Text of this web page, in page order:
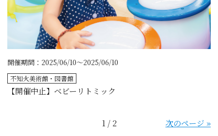
【開催中止】ベビーリトミック
開催期間：2025/06/10～2025/06/10
不知火美術館・図書館
1 / 2 次のページ »